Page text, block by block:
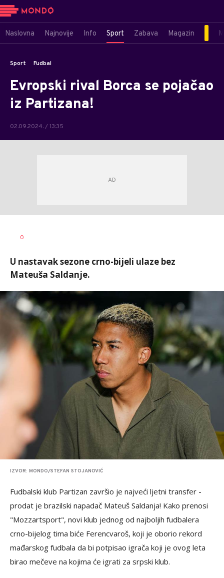
Naslovna Najnovije Info Sport Zabava Magazin
Sport Fudbal
Evropski rival Borca se pojačao
iz Partizana!
02.09.2024. / 13:35
AUTOR
0
U nastavak sezone crno-bijeli ulaze bez
Mateuša Saldanje.
IZVOR: MONDO/STEFAN STOJANOVIĆ
Fudbalski klub Partizan završio je najveći ljetni transfer -
prodat je brazilski napadač Mateuš Saldanja! Kako prenosi
"Mozzartsport", novi klub jednog od najboljih fudbalera
crno-bijelog tima biće Ferencvaroš, koji je oborio rekord
mađarskog fudbala da bi potpisao igrača koji je ovog leta
birao mečeve na kojima će igrati za srpski klub.